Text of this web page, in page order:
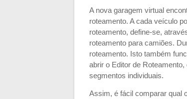
A nova garagem virtual
roteamento. A cada veículo
roteamento, define-se,
roteamento para camiões.
roteamento. Isto também
abrir o Editor de
segmentos individuais.
Assim, é fácil comparar qual